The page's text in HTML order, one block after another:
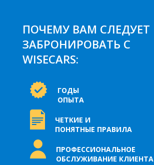
ПОЧЕМУ ВАМ СЛЕДУЕТ
ЗАБРОНИРОВАТЬ С
WISECARS:
ГОДЫ
ОПЫТА
ЧЕТКИЕ И
ПОНЯТНЫЕ ПРАВИЛА
ПРОФЕССИОНАЛЬНОЕ
ОБСЛУЖИВАНИЕ КЛИЕНТА